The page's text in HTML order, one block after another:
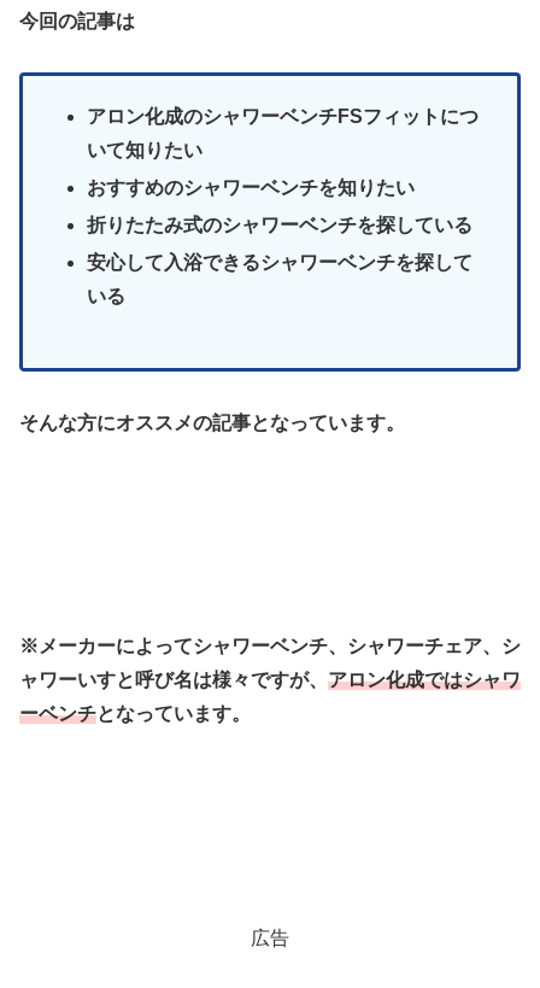
今回の記事は
アロン化成のシャワーベンチFSフィットにつ
いて知りたい
おすすめのシャワーベンチを知りたい
折りたたみ式のシャワーベンチを探している
安心して入浴できるシャワーベンチを探して
いる
そんな方にオススメの記事となっています。
※メーカーによってシャワーベンチ、シャワーチェア、シ
ャワーいすと呼び名は様々ですが、 アロン化成ではシャワ
ーベンチとなっています。
広告